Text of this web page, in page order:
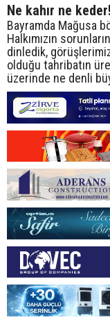
Ne kahır ne keder!
Bayramda Mağusa
Halkımızın
dinledik,
olduğu tahribatın
üzerinde ne denli